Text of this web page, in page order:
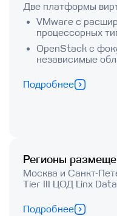
Две платформы
VMware с
процессорных
OpenStack с
независимые
Подробнее
Регионы
Москва и Санкт-
Tier III ЦОД Linx
Подробнее